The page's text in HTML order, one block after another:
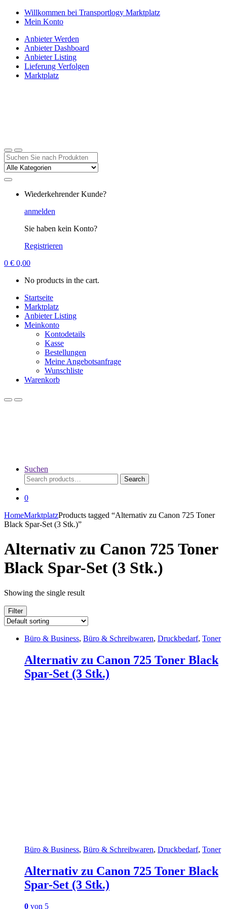
Navigation
Zum
Inhalt
Willkommen bei Transportlogy Marktplatz
Mein Konto
Anbieter Werden
Anbieter Dashboard
Anbieter Listing
Lieferung Verfolgen
Marktplatz
Suchen
nach:
Wiederkehrender Kunde?
anmelden
Sie haben kein Konto?
Registrieren
0 € 0,00
No products in the cart.
Startseite
Marktplatz
Anbieter Listing
Meinkonto
Kontodetails
Kasse
Bestellungen
Meine Angebotsanfrage
Wunschliste
Warenkorb
Suchen
Search
for:
Search
0
HomeMarktplatzProducts tagged “Alternativ zu Canon 725 Toner
Black Spar-Set (3 Stk.)”
Alternativ zu Canon 725 Toner
Black Spar-Set (3 Stk.)
Showing the single result
Filter
Büro & Business, Büro & Schreibwaren, Druckbedarf, Toner
Alternativ zu Canon 725 Toner Black
Spar-Set (3 Stk.)
Büro & Business, Büro & Schreibwaren, Druckbedarf, Toner
Alternativ zu Canon 725 Toner Black
Spar-Set (3 Stk.)
0 von 5